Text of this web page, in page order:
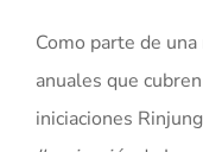
Como parte de
anuales que
iniciaciones